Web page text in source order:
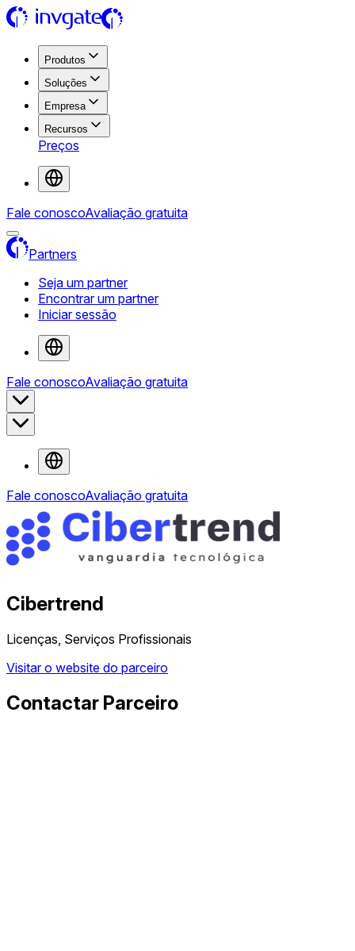
Produtos
Soluções
Empresa
Recursos
Preços
Fale conoscoAvaliação gratuita
Partners
Seja um partner
Encontrar um partner
Iniciar sessão
Fale conoscoAvaliação gratuita
Fale conoscoAvaliação gratuita
Cibertrend
Licenças, Serviços Profissionais
Visitar o website do parceiro
Contactar Parceiro